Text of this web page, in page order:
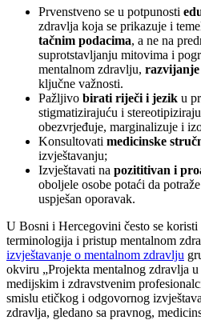
Prvenstveno se u potpunosti
zdravlja koja se prikazuje i
tačnim podacima, a ne na
suprotstavljanju mitovima i
mentalnom zdravlju, razvijanje
ključne važnosti.
Pažljivo birati riječi i jezik u
stigmatizirajuću i
obezvrjeđuje, marginalizuje i
Konsultovati medicinske
izvještavanju;
Izvještavati na pozititivan i
oboljele osobe potaći da
uspješan oporavak.
U Bosni i Hercegovini često se
terminologija i pristup mentalnom
izvještavanje o mentalnom zdravlju
okviru „Projekta mentalnog zdravlja
medijskim i zdravstvenim
smislu etičkog i odgovornog
zdravlja, gledano sa pravnog,